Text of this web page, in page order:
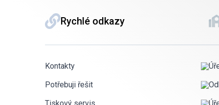
Rychlé odkazy
Kontakty
Potřebuji řešit